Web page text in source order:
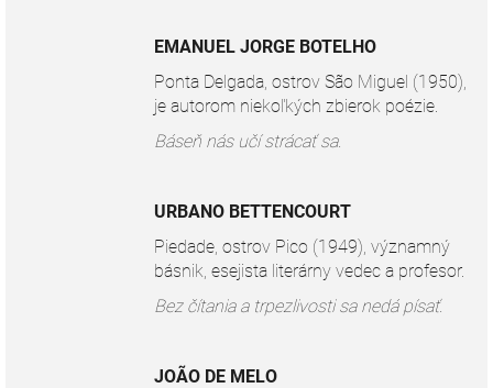
EMANUEL JORGE BOTELHO
Ponta Delgada, ostrov São Miguel (1950),
je autorom niekoľkých zbierok poézie.
Báseň nás učí strácať sa.
URBANO BETTENCOURT
Piedade, ostrov Pico (1949), významný
básnik, esejista literárny vedec a profesor.
Bez čítania a trpezlivosti sa nedá písať.
JOÃO DE MELO